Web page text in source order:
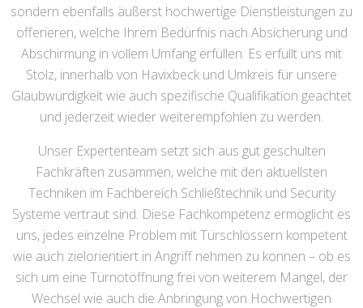
sondern ebenfalls äußerst hochwertige Dienstleistungen zu
offerieren, welche Ihrem Bedürfnis nach Absicherung und
Abschirmung in vollem Umfang erfüllen. Es erfüllt uns mit
Stolz, innerhalb von Havixbeck und Umkreis für unsere
Glaubwürdigkeit wie auch spezifische Qualifikation geachtet
und jederzeit wieder weiterempfohlen zu werden.
Unser Expertenteam setzt sich aus gut geschulten
Fachkräften zusammen, welche mit den aktuellsten
Techniken im Fachbereich Schließtechnik und Security
Systeme vertraut sind. Diese Fachkompetenz ermöglicht es
uns, jedes einzelne Problem mit Türschlössern kompetent
wie auch zielorientiert in Angriff nehmen zu können – ob es
sich um eine Türnotöffnung frei von weiterem Mangel, der
Wechsel wie auch die Anbringung von Hochwertigen